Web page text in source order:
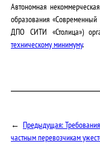
Автономная
образования
ДПО СИТИ «Столица»)
техническому минимуму.
← Предыдущая:
частным перевозчикам